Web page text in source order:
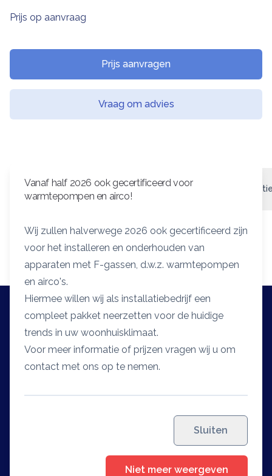
Vanaf half 2026 ook gecertificeerd voor
warmtepompen en airco!
Wij zullen halverwege 2026 ook gecertificeerd zijn
voor het installeren en onderhouden van
apparaten met F-gassen, d.w.z. warmtepompen
en airco's.
Hiermee willen wij als installatiebedrijf een
compleet pakket neerzetten voor de huidige
trends in uw woonhuisklimaat.
Voor meer informatie of prijzen vragen wij u om
contact met ons op te nemen.
Sluiten
Niet meer weergeven
Prijs op aanvraag
Prijs aanvragen
Vraag om advies
Ketel omschrijving Geschikte thermostaten
Ketel omschrijving
Homepagina